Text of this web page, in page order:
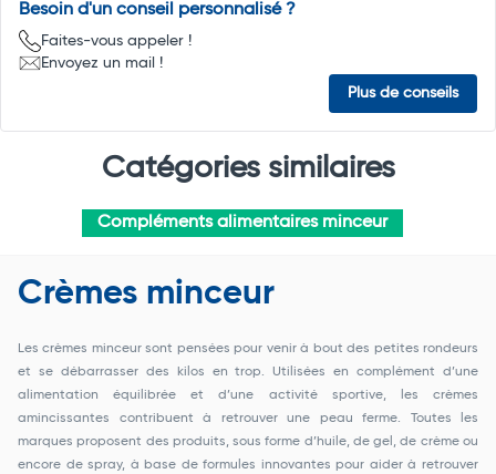
Besoin d'un conseil personnalisé ?
Faites-vous appeler !
Envoyez un mail !
Plus de conseils
Catégories similaires
Compléments alimentaires minceur
Crèmes minceur
Les crèmes minceur sont pensées pour venir à bout des petites rondeurs
et se débarrasser des kilos en trop. Utilisées en complément d’une
alimentation équilibrée et d’une activité sportive, les crèmes
amincissantes contribuent à retrouver une peau ferme. Toutes les
marques proposent des produits, sous forme d’huile, de gel, de crème ou
encore de spray, à base de formules innovantes pour aider à retrouver